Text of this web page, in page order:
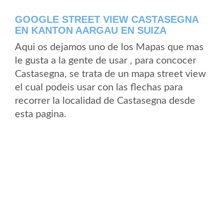
GOOGLE STREET VIEW CASTASEGNA
EN KANTON AARGAU EN SUIZA
Aqui os dejamos uno de los Mapas que mas
le gusta a la gente de usar , para concocer
Castasegna, se trata de un mapa street view
el cual podeis usar con las flechas para
recorrer la localidad de Castasegna desde
esta pagina.